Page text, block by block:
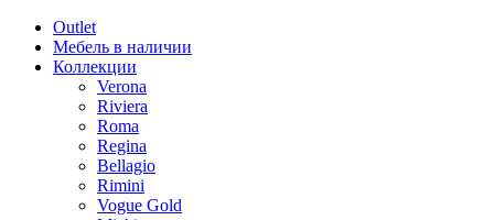
Outlet
Мебель в наличии
Коллекции
Verona
Riviera
Roma
Regina
Bellagio
Rimini
Vogue Gold